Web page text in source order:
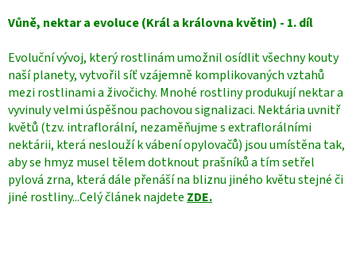
Vůně, nektar a evoluce (Král a královna květin) - 1. díl
Evoluční vývoj, který rostlinám umožnil osídlit všechny kouty
naší planety, vytvořil síť vzájemně komplikovaných vztahů
mezi rostlinami a živočichy. Mnohé rostliny produkují nektar a
vyvinuly velmi úspěšnou pachovou signalizaci. Nektária uvnitř
květů (tzv. intraflorální, nezaměňujme s extraflorálními
nektárii, která neslouží k vábení opylovačů) jsou umístěna tak,
aby se hmyz musel tělem dotknout prašníků a tím setřel
pylová zrna, která dále přenáší na bliznu jiného květu stejné či
jiné rostliny...Celý článek najdete ZDE.